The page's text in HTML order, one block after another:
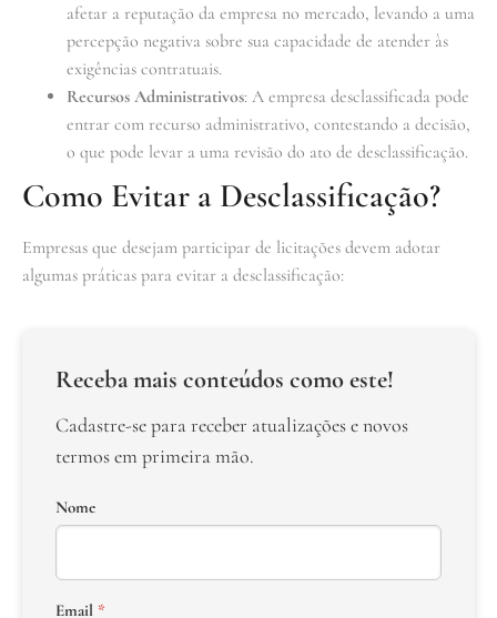
afetar a reputação da empresa no mercado, levando a uma
percepção negativa sobre sua capacidade de atender às
exigências contratuais.
Recursos Administrativos: A empresa desclassificada pode
entrar com recurso administrativo, contestando a decisão,
o que pode levar a uma revisão do ato de desclassificação.
Como Evitar a Desclassificação?
Empresas que desejam participar de licitações devem adotar
algumas práticas para evitar a desclassificação:
Receba mais conteúdos como este!
Cadastre-se para receber atualizações e novos
termos em primeira mão.
Nome
Email *